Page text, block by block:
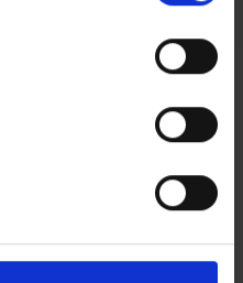
letzten Ehe. Die
ehemaligen
verheiratet, geben Sie
Nachweise: ältere